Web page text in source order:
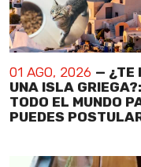
01 AGO, 2026 — ¿TE
UNA ISLA
TODO EL MUNDO
PUEDES